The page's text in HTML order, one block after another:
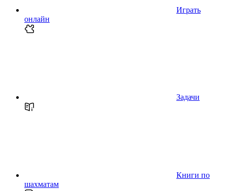
Играть
онлайн
Задачи
Книги по
шахматам